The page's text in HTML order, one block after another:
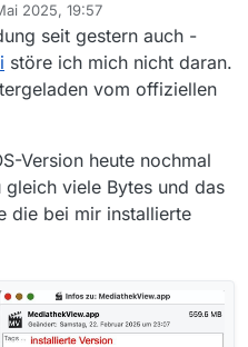
2025, 19:57
seit gestern auch -
störe ich mich nicht daran.
vom offiziellen
Version heute nochmal
viele Bytes und das
die bei mir installierte